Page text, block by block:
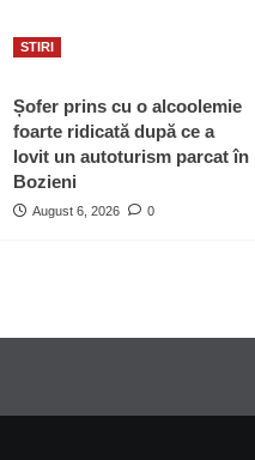
STIRI
Șofer prins cu o alcoolemie
foarte ridicată după ce a
lovit un autoturism parcat în
Bozieni
August 6, 2026 0